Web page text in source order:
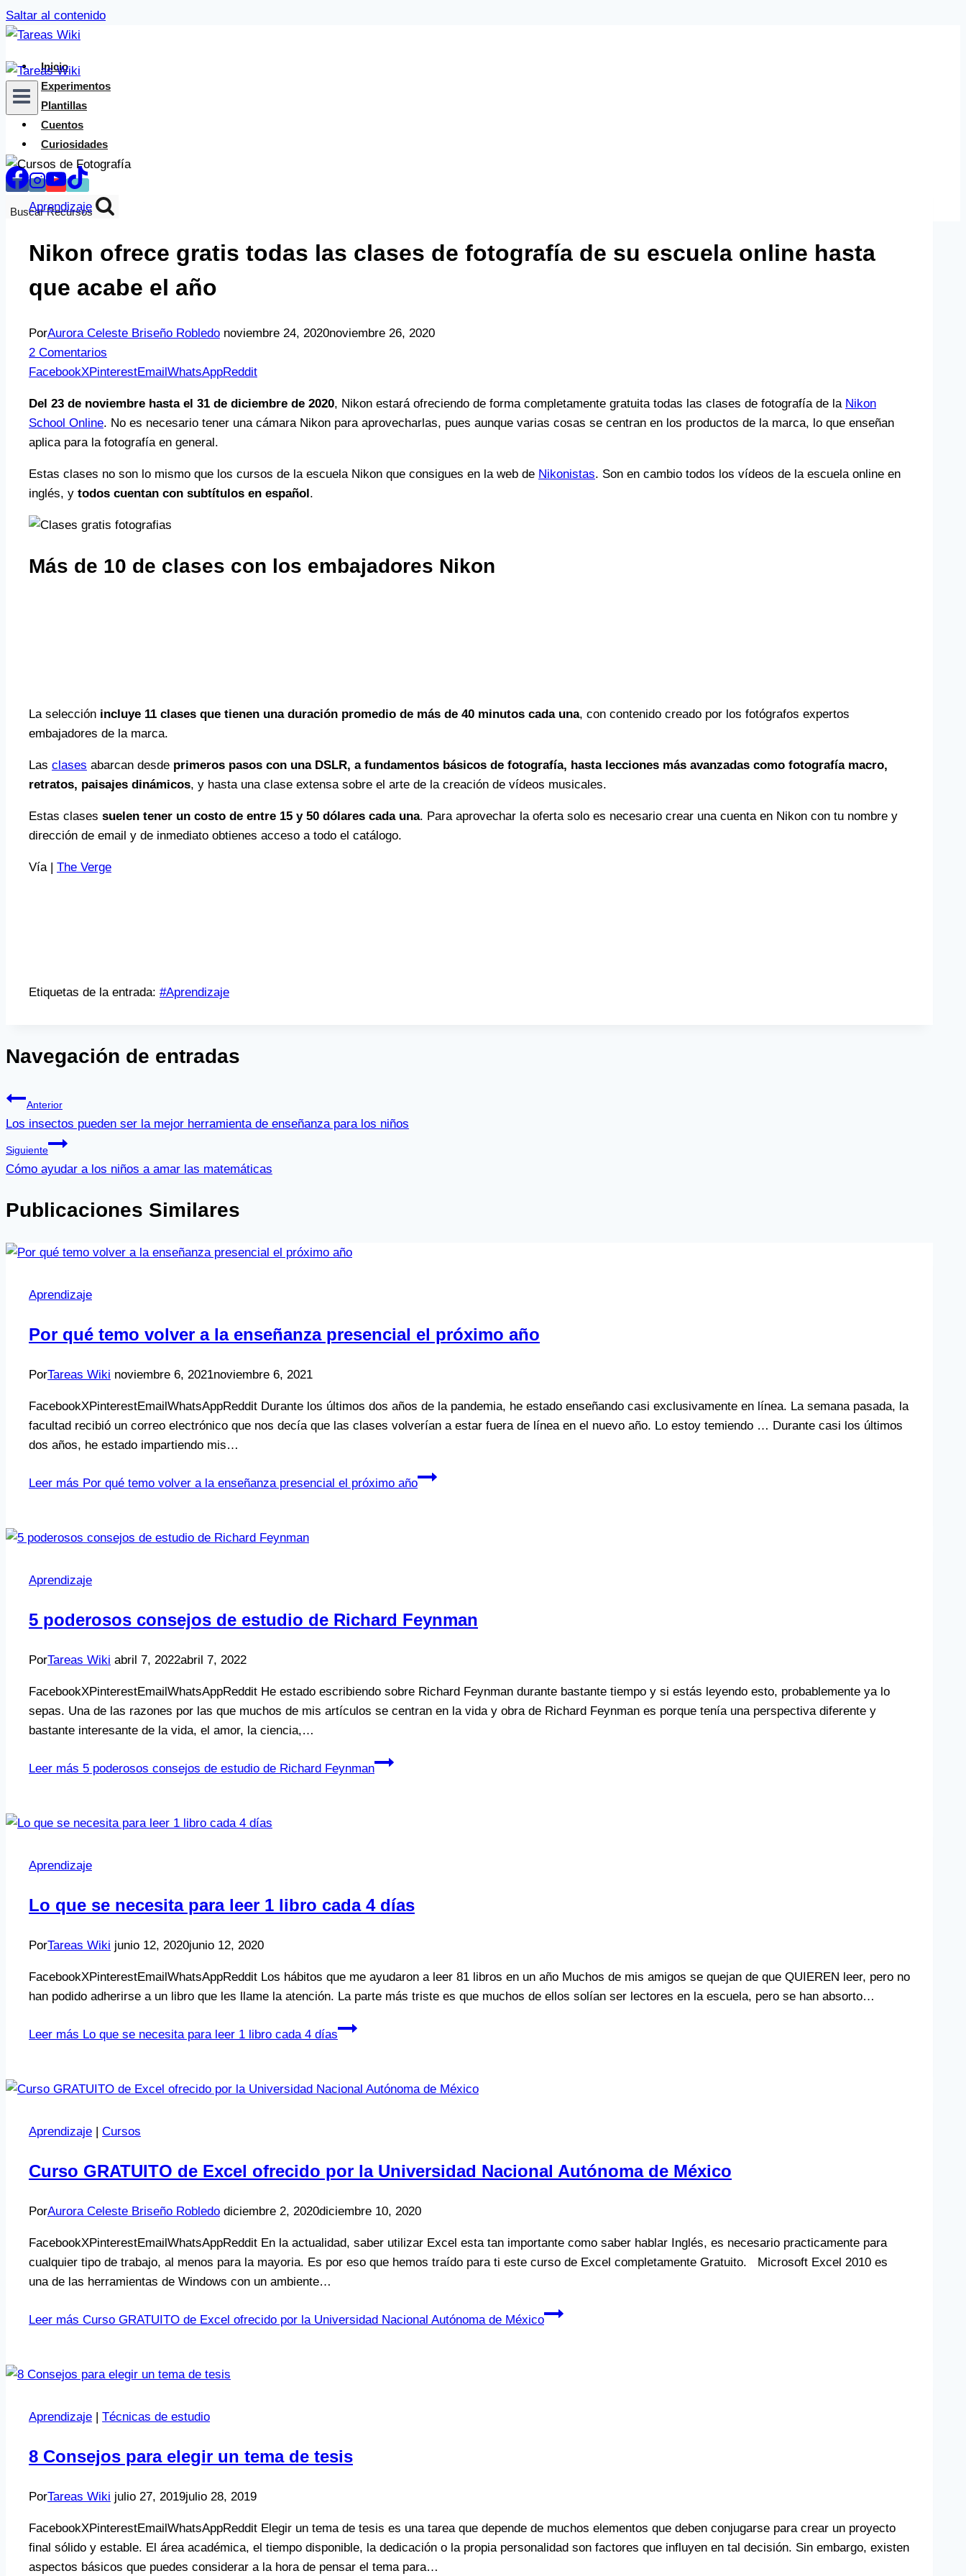
Saltar al contenido
Inicio
Experimentos
Plantillas
Cuentos
Curiosidades
Buscar Recursos
Aprendizaje
Nikon ofrece gratis todas las clases de fotografía de su escuela online hasta
que acabe el año
PorAurora Celeste Briseño Robledo noviembre 24, 2020noviembre 26, 2020
2 Comentarios
FacebookXPinterestEmailWhatsAppReddit
Del 23 de noviembre hasta el 31 de diciembre de 2020, Nikon estará ofreciendo de forma completamente gratuita todas las clases de fotografía de la Nikon
School Online. No es necesario tener una cámara Nikon para aprovecharlas, pues aunque varias cosas se centran en los productos de la marca, lo que enseñan
aplica para la fotografía en general.
Estas clases no son lo mismo que los cursos de la escuela Nikon que consigues en la web de Nikonistas. Son en cambio todos los vídeos de la escuela online en
inglés, y todos cuentan con subtítulos en español.
Más de 10 de clases con los embajadores Nikon
La selección incluye 11 clases que tienen una duración promedio de más de 40 minutos cada una, con contenido creado por los fotógrafos expertos
embajadores de la marca.
Las clases abarcan desde primeros pasos con una DSLR, a fundamentos básicos de fotografía, hasta lecciones más avanzadas como fotografía macro,
retratos, paisajes dinámicos, y hasta una clase extensa sobre el arte de la creación de vídeos musicales.
Estas clases suelen tener un costo de entre 15 y 50 dólares cada una. Para aprovechar la oferta solo es necesario crear una cuenta en Nikon con tu nombre y
dirección de email y de inmediato obtienes acceso a todo el catálogo.
Vía | The Verge
Etiquetas de la entrada: #Aprendizaje
Navegación de entradas
Anterior
Los insectos pueden ser la mejor herramienta de enseñanza para los niños
Siguiente
Cómo ayudar a los niños a amar las matemáticas
Publicaciones Similares
Aprendizaje
Por qué temo volver a la enseñanza presencial el próximo año
PorTareas Wiki noviembre 6, 2021noviembre 6, 2021
FacebookXPinterestEmailWhatsAppReddit Durante los últimos dos años de la pandemia, he estado enseñando casi exclusivamente en línea. La semana pasada, la
facultad recibió un correo electrónico que nos decía que las clases volverían a estar fuera de línea en el nuevo año. Lo estoy temiendo … Durante casi los últimos
dos años, he estado impartiendo mis…
Leer más Por qué temo volver a la enseñanza presencial el próximo año
Aprendizaje
5 poderosos consejos de estudio de Richard Feynman
PorTareas Wiki abril 7, 2022abril 7, 2022
FacebookXPinterestEmailWhatsAppReddit He estado escribiendo sobre Richard Feynman durante bastante tiempo y si estás leyendo esto, probablemente ya lo
sepas. Una de las razones por las que muchos de mis artículos se centran en la vida y obra de Richard Feynman es porque tenía una perspectiva diferente y
bastante interesante de la vida, el amor, la ciencia,…
Leer más 5 poderosos consejos de estudio de Richard Feynman
Aprendizaje
Lo que se necesita para leer 1 libro cada 4 días
PorTareas Wiki junio 12, 2020junio 12, 2020
FacebookXPinterestEmailWhatsAppReddit Los hábitos que me ayudaron a leer 81 libros en un año Muchos de mis amigos se quejan de que QUIEREN leer, pero no
han podido adherirse a un libro que les llame la atención. La parte más triste es que muchos de ellos solían ser lectores en la escuela, pero se han absorto…
Leer más Lo que se necesita para leer 1 libro cada 4 días
Aprendizaje | Cursos
Curso GRATUITO de Excel ofrecido por la Universidad Nacional Autónoma de México
PorAurora Celeste Briseño Robledo diciembre 2, 2020diciembre 10, 2020
FacebookXPinterestEmailWhatsAppReddit En la actualidad, saber utilizar Excel esta tan importante como saber hablar Inglés, es necesario practicamente para
cualquier tipo de trabajo, al menos para la mayoria. Es por eso que hemos traído para ti este curso de Excel completamente Gratuito. Microsoft Excel 2010 es
una de las herramientas de Windows con un ambiente…
Leer más Curso GRATUITO de Excel ofrecido por la Universidad Nacional Autónoma de México
Aprendizaje | Técnicas de estudio
8 Consejos para elegir un tema de tesis
PorTareas Wiki julio 27, 2019julio 28, 2019
FacebookXPinterestEmailWhatsAppReddit Elegir un tema de tesis es una tarea que depende de muchos elementos que deben conjugarse para crear un proyecto
final sólido y estable. El área académica, el tiempo disponible, la dedicación o la propia personalidad son factores que influyen en tal decisión. Sin embargo, existen
aspectos básicos que puedes considerar a la hora de pensar el tema para…